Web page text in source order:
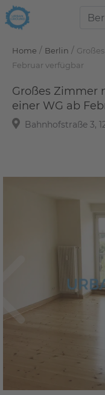
Home / Berlin /
Februar verfügbar
Großes Zimmer
einer WG ab
Bahnhofstraße 3,